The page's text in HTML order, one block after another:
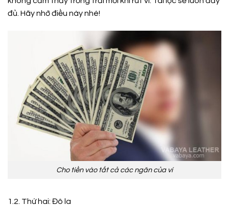
đủ. Hãy nhớ điều này nhé!
Cho tiền vào tất cả các ngăn của ví
1.2. Thứ hai: Đô la